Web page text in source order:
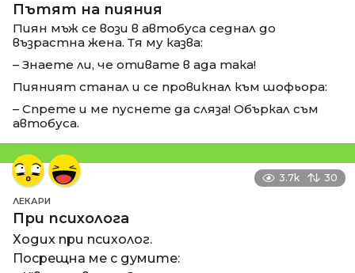
Пътят на пияния
Пиян мъж се вози в автобуса седнал до
възрастна жена. Тя му казва:
– Знаете ли, че отивате в ада така!
Пияният станал и се провикнал към шофьора:
– Спрете и ме пуснете да сляза! Объркал съм
автобуса.
3.7k 30
ЛЕКАРИ
При психолога
Ходих при психолог.
Посрещна ме с думите: